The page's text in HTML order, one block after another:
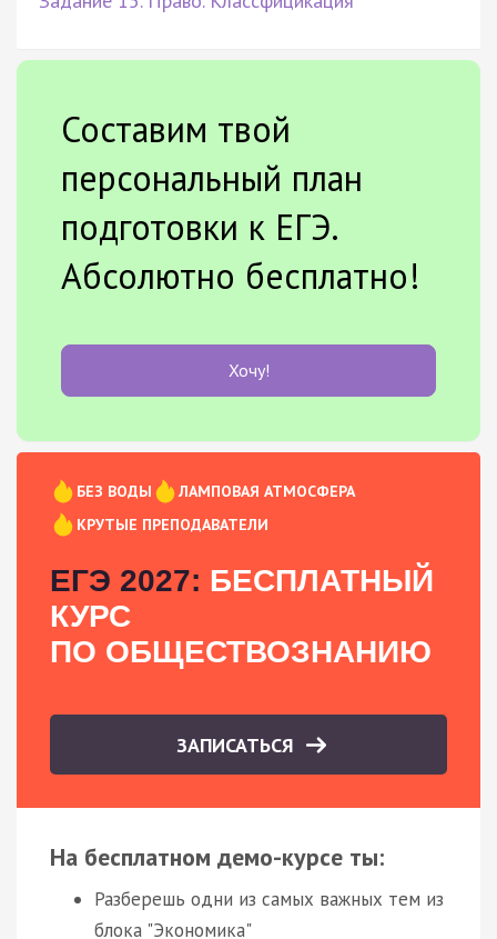
Составим твой
персональный план
подготовки к ЕГЭ.
Абсолютно бесплатно!
Хочу!
БЕЗ ВОДЫ
ЛАМПОВАЯ АТМОСФЕРА
КРУТЫЕ ПРЕПОДАВАТЕЛИ
ЕГЭ 2027: БЕСПЛАТНЫЙ
КУРС
ПО ОБЩЕСТВОЗНАНИЮ
ЗАПИСАТЬСЯ
На бесплатном демо-курсе ты:
Разберешь одни из самых важных тем из
блока "Экономика"